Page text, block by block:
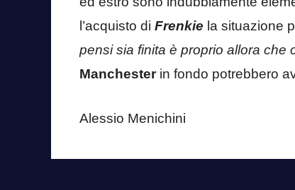
l’acquisto di Frenkie la situazione
pensi sia finita è proprio allora che
Manchesterin fondo potrebbero
Alessio Menichini